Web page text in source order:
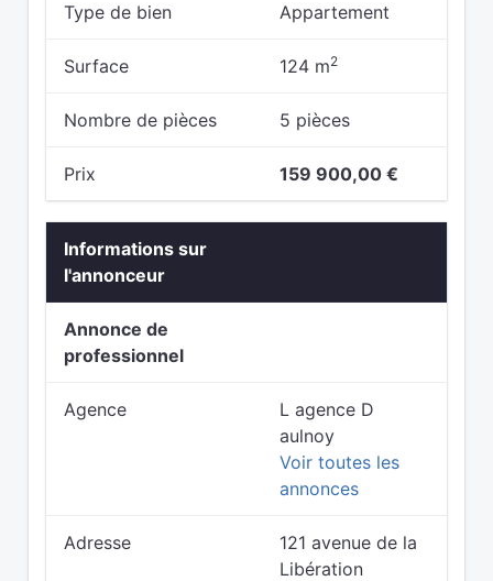
Type de bien Appartement
Surface 124 m2
Nombre de pièces 5 pièces
Prix 159 900,00 €
Informations sur
l'annonceur
Annonce de
professionnel
Agence
L agence D
aulnoy
Voir toutes les
annonces
Adresse
121 avenue de la
Libération